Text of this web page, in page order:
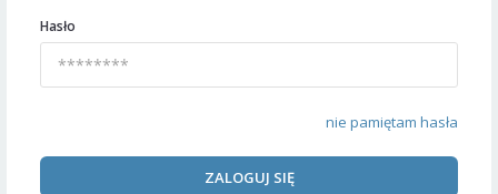
Hasło
nie pamiętam hasła
ZALOGUJ SIĘ